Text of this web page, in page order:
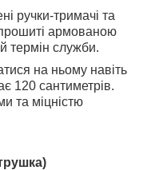
ручки-тримачі та
армованою
термін служби.
на ньому навіть
120 сантиметрів.
та міцністю